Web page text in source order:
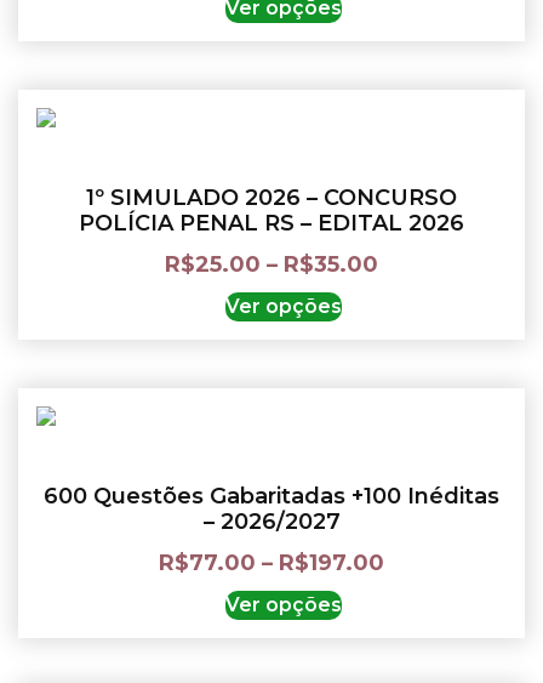
Ver opções
1º SIMULADO 2026 – CONCURSO
POLÍCIA PENAL RS – EDITAL 2026
R$25.00 – R$35.00
Ver opções
600 Questões Gabaritadas +100 Inéditas
– 2026/2027
R$77.00 – R$197.00
Ver opções